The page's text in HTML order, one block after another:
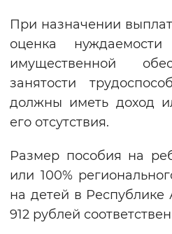
Воспроизвести
Вернуть
При назначении
оценка
имущественной
занятости
должны иметь доход
его отсутствия.
Размер пособия на
или 100%
на детей в
912 рублей